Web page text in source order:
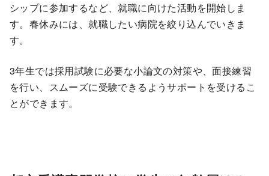
シップに参加するなど、就職に向けた活動を開始しま
す。春休みには、就職したい病院を絞り込んでいきま
す。
3年生では採用試験に必要な小論文の対策や、面接練習
を行い、スムーズに受験できるようサポートを受けるこ
とができます。